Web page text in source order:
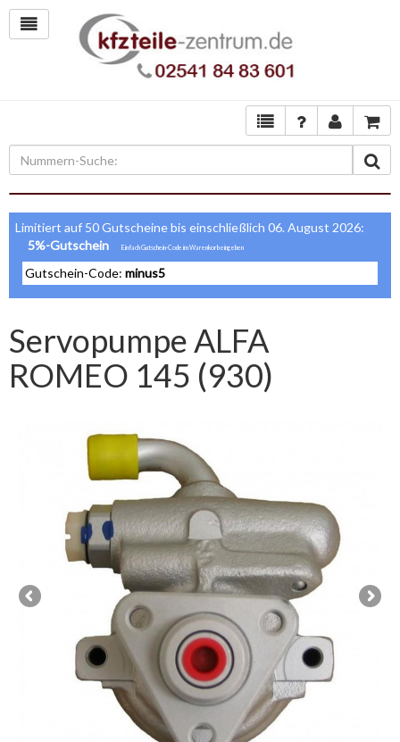
Limitiert auf 50 Gutscheine bis einschließlich 06. August 2026:
5%-Gutschein
Gutschein-Code: minus5
Servopumpe ALFA
ROMEO 145 (930)